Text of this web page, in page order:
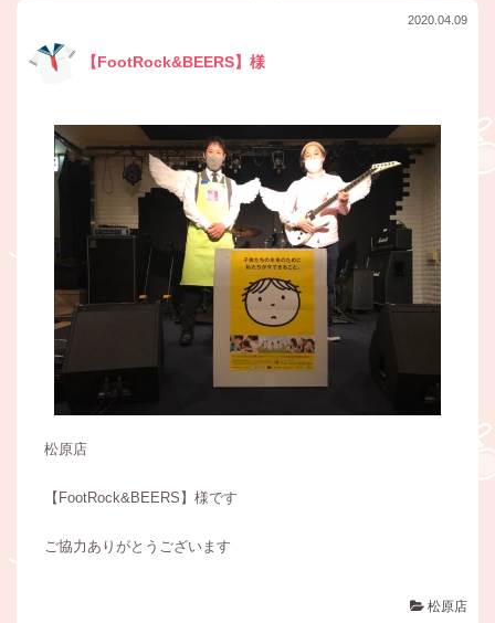
2020.04.09
【FootRock&BEERS】様
松原店
【FootRock&BEERS】様です
ご協力ありがとうございます
松原店